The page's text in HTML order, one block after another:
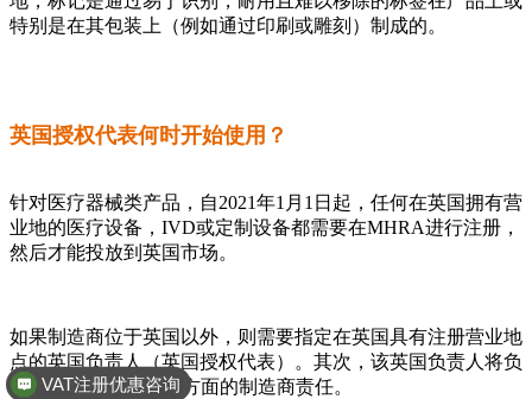
特别是在其包装上（例如通过印刷或雕刻）制成的。
英国授权代表何时开始使用？
针对医疗器械类产品，自2021年1月1日起，任何在英国拥有营
业地的医疗设备，IVD或定制设备都需要在MHRA进行注册，
然后才能投放到英国市场。
如果制造商位于英国以外，则需要指定在英国具有注册营业地
点的英国负责人（英国授权代表）。其次，该英国负责人将负
责向MHRA注册设备方面的制造商责任。
VAT注册优惠咨询